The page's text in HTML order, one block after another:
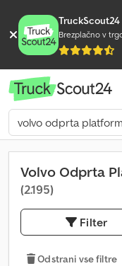
TruckScout24
Brezplačno v
Volvo Odprta
(2.195)
Filter
Odstrani vse filtre